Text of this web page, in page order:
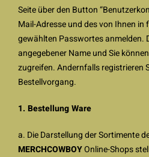
Seite über den Button
Mail-Adresse und des von Ihnen in
gewählten Passwortes anmelden.
angegebener Name und Sie
zugreifen. Andernfalls registrieren
Bestellvorgang.
1. Bestellung Ware
a. Die Darstellung der Sortimente
MERCHCOWBOYOnline-Shops